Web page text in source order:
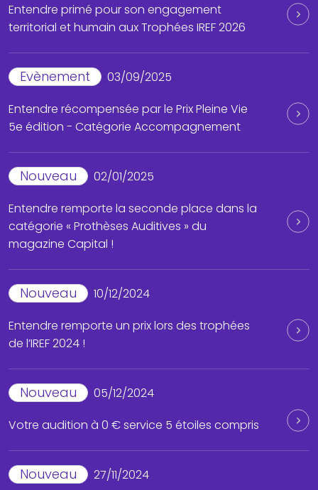
Entendre primé pour son engagement
territorial et humain aux Trophées IREF 2026
Evènement
03/09/2025
Entendre récompensée par le Prix Pleine Vie
5e édition - Catégorie Accompagnement
Nouveau
02/01/2025
Entendre remporte la seconde place dans la
catégorie « Prothèses Auditives » du
magazine Capital !
Nouveau
10/12/2024
Entendre remporte un prix lors des trophées
de l’IREF 2024 !
Nouveau
05/12/2024
Votre audition à 0 € service 5 étoiles compris
Nouveau
27/11/2024